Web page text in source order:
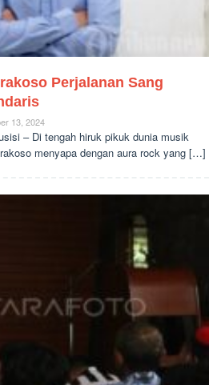
Perjalanan Sang
13, 2024
– Di tengah hiruk pikuk dunia musik
menyapa dengan aura rock yang […]